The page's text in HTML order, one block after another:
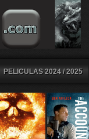
PELICULAS 2024 / 2025